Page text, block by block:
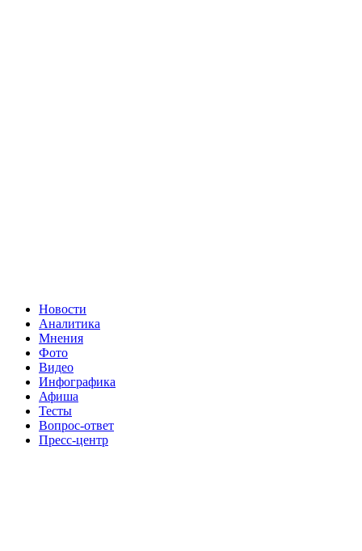
Новости
Аналитика
Мнения
Фото
Видео
Инфографика
Афиша
Тесты
Вопрос-ответ
Пресс-центр